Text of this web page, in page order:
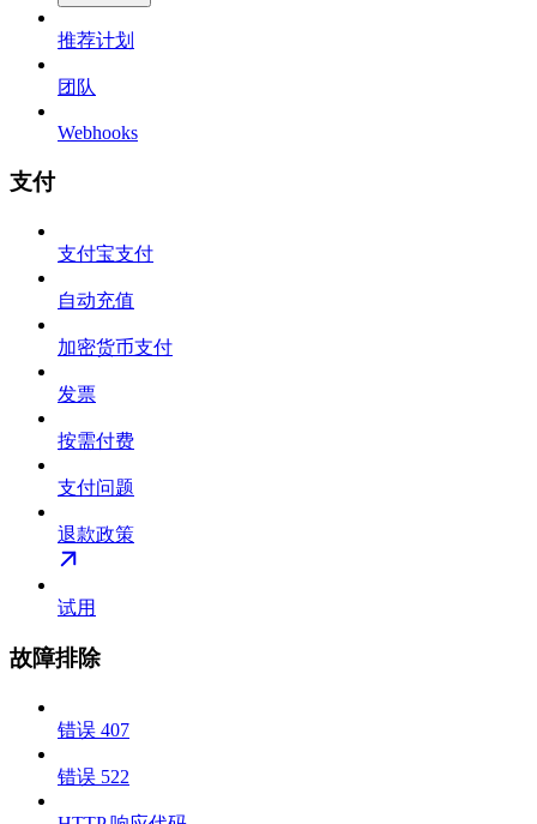
推荐计划
团队
Webhooks
支付
支付宝支付
自动充值
加密货币支付
发票
按需付费
支付问题
退款政策
试用
故障排除
错误 407
错误 522